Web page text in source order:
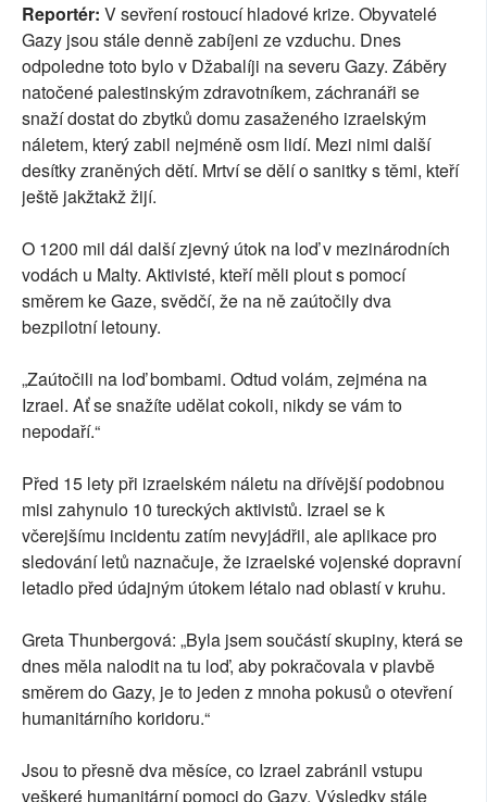
Reportér: V sevření rostoucí hladové krize. Obyvatelé
Gazy jsou stále denně zabíjeni ze vzduchu. Dnes
odpoledne toto bylo v Džabalíji na severu Gazy. Záběry
natočené palestinským zdravotníkem, záchranáři se
snaží dostat do zbytků domu zasaženého izraelským
náletem, který zabil nejméně osm lidí. Mezi nimi další
desítky zraněných dětí. Mrtví se dělí o sanitky s těmi, kteří
ještě jakžtakž žijí.
O 1200 mil dál další zjevný útok na loď v mezinárodních
vodách u Malty. Aktivisté, kteří měli plout s pomocí
směrem ke Gaze, svědčí, že na ně zaútočily dva
bezpilotní letouny.
„Zaútočili na loď bombami. Odtud volám, zejména na
Izrael. Ať se snažíte udělat cokoli, nikdy se vám to
nepodaří.“
Před 15 lety při izraelském náletu na dřívější podobnou
misi zahynulo 10 tureckých aktivistů. Izrael se k
včerejšímu incidentu zatím nevyjádřil, ale aplikace pro
sledování letů naznačuje, že izraelské vojenské dopravní
letadlo před údajným útokem létalo nad oblastí v kruhu.
Greta Thunbergová: „Byla jsem součástí skupiny, která se
dnes měla nalodit na tu loď, aby pokračovala v plavbě
směrem do Gazy, je to jeden z mnoha pokusů o otevření
humanitárního koridoru.“
Jsou to přesně dva měsíce, co Izrael zabránil vstupu
veškeré humanitární pomoci do Gazy. Výsledky stále